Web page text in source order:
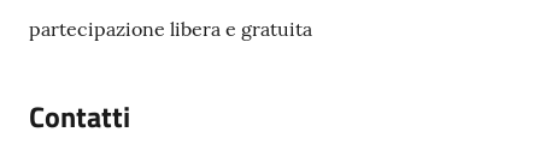
partecipazione libera e gratuita
Contatti